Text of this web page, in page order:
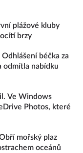
plážové kluby
brzy
béčka za
odmítla nabídku
Ve Windows
Photos, které
mořský plaz
oceánů